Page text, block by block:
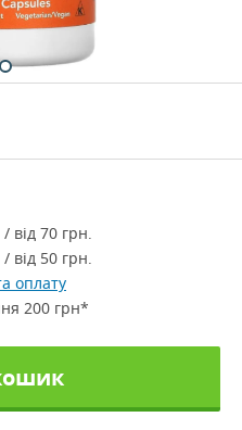
/ від 70 грн.
/ від 50 грн.
оплату
200 грн*